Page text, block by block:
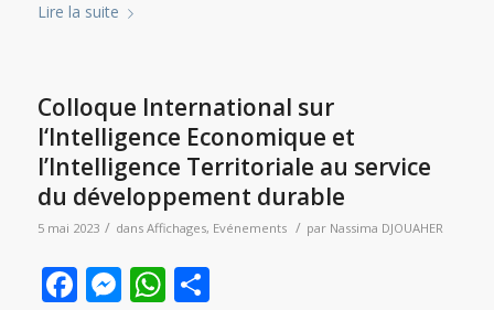
Lire la suite
Colloque International sur
l‘Intelligence Economique et
l’Intelligence Territoriale au service
du développement durable
5 mai 2023 / dans Affichages, Evénements / par Nassima DJOUAHER
Facebook
Messenger
WhatsApp
Partager